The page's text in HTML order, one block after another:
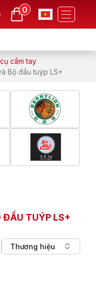
0
cầm tay
Bộ đầu tuýp LS+
ĐẦU TUÝP LS+
Thương hiệu